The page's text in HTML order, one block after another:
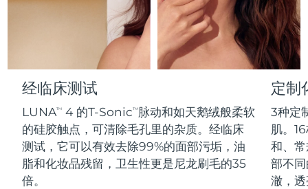
经临床测试
LUNATM 4 的T-SonicTM脉动和如天鹅绒般柔软
的硅胶触点，可清除毛孔里的杂质。经临床
测试，它可以有效去除99%的面部污垢，油
脂和化妆品残留，卫生性更是尼龙刷毛的35
倍。
定制
3种定
肌。
和、
部不
澈，
FAQ™产品
All anti-aging treatments
FAQ™产品
All LED treatments
FAQ™ products
All toning treatments
PEACH™ 2
IPL hair removal
PEACH™ 2 go
Travel-friendly IPL hair removal
PEACH™ Cooling Prep Gel
LUNA™ 4 body
Massaging body brush
SUPERCHARGED™ serum
Firming body serum
ESPADA™ 2 plus
Recurring acne LED therapy
ESPADA™ 2
Acne treatment device
ESPADA™ Blemish Solution
眼部护理
BEAR™ 2 eyes & lips
Microcurrent line smoothing device
IRIS™ 2
Rejuvenating eye massager
眼部护肤
毛孔护理
KIWI™ derma
Diamond microdermabrasion .
LUNA™ 4 hair
2-in-1 LED scalp massager
牙齿美白
NEW
预计送达日期15/8/26
预计送达日期 11/8/26
中国香港特别行政区 12/8/26
匈牙利 预计送达日期 11/8/26
冰岛 预计送达日期 12/8/26
印度尼西亚 9/8/26